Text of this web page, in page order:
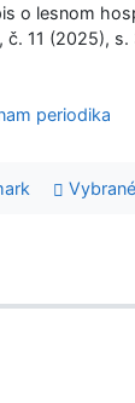
o lesnom
č. 11 (2025),
periodika